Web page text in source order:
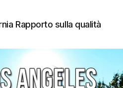
Rapporto sulla qualità